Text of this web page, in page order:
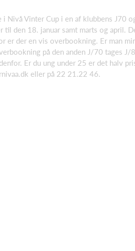
Nivå Vinter Cup i en af klubbens J70
den 18. januar samt marts og april.
er der en vis overbookning. Er man
på den anden J/70 tages
Er du ung under 25 er det halv
eller på 22 21.22 46.